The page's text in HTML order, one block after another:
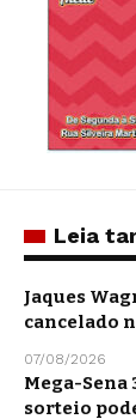
Leia
Jaques
cancelado
07/08/2026
Mega-
sorteio